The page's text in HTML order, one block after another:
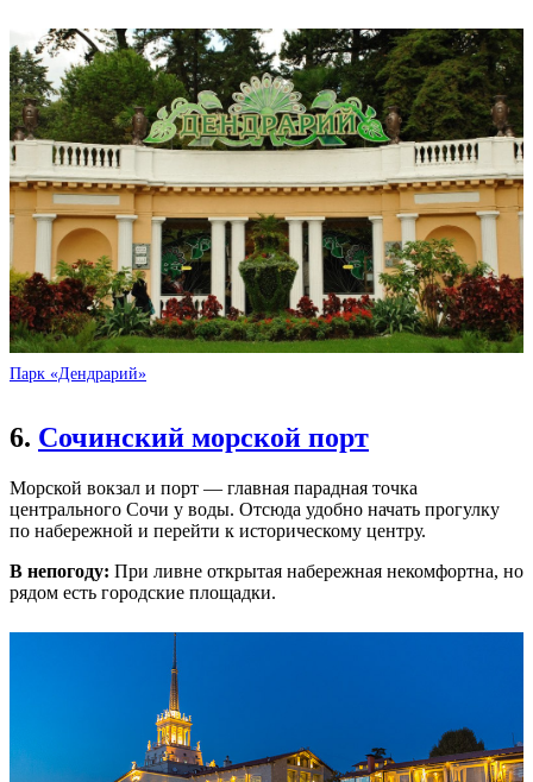
Парк «Дендрарий»
6. Сочинский морской порт
Морской вокзал и порт — главная парадная точка
центрального Сочи у воды. Отсюда удобно начать прогулку
по набережной и перейти к историческому центру.
В непогоду: При ливне открытая набережная некомфортна, но
рядом есть городские площадки.